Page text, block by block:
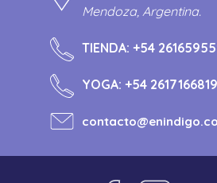
Mendoza, Argentina.
TIENDA: +54
YOGA: +54 2617166819